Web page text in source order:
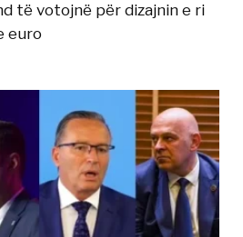
të votojnë për dizajnin e ri
euro